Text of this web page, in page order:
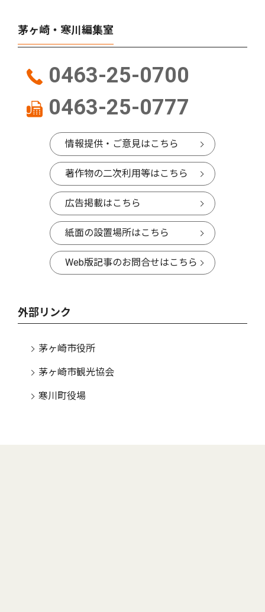
茅ヶ崎・寒川編集室
0463-25-0700
0463-25-0777
情報提供・ご意見はこちら
著作物の二次利用等はこちら
広告掲載はこちら
紙面の設置場所はこちら
Web版記事のお問合せはこちら
外部リンク
茅ヶ崎市役所
茅ヶ崎市観光協会
寒川町役場